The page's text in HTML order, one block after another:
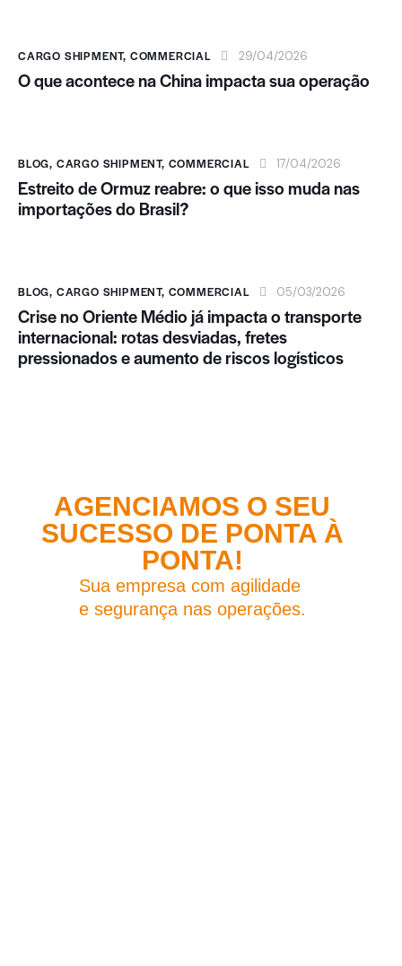
CARGO SHIPMENT, COMMERCIAL 29/04/2026
O que acontece na China impacta sua operação
BLOG, CARGO SHIPMENT, COMMERCIAL 17/04/2026
Estreito de Ormuz reabre: o que isso muda nas
importações do Brasil?
BLOG, CARGO SHIPMENT, COMMERCIAL 05/03/2026
Crise no Oriente Médio já impacta o transporte
internacional: rotas desviadas, fretes
pressionados e aumento de riscos logísticos
AGENCIAMOS O SEU
SUCESSO DE PONTA À
PONTA!
Sua empresa com agilidade
e segurança nas operações.